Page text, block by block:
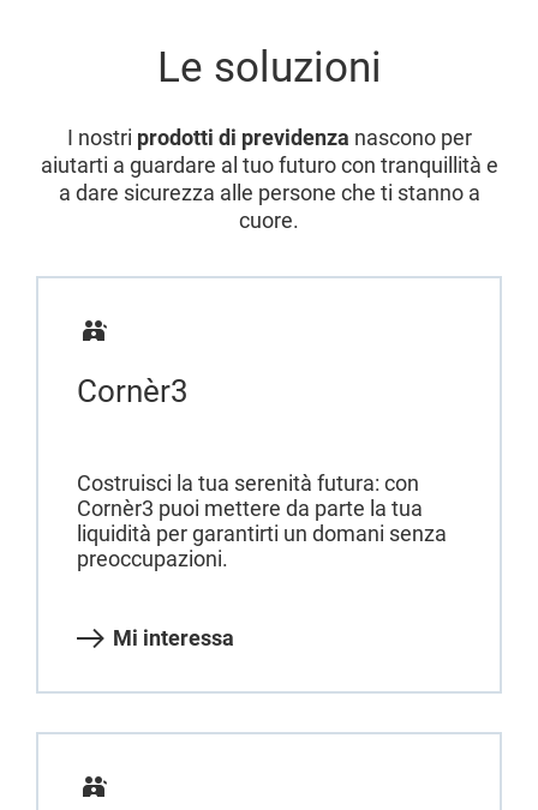
Le soluzioni
I nostri prodotti di previdenza nascono per
aiutarti a guardare al tuo futuro con tranquillità e
a dare sicurezza alle persone che ti stanno a
cuore.
Cornèr3
Costruisci la tua serenità futura: con
Cornèr3 puoi mettere da parte la tua
liquidità per garantirti un domani senza
preoccupazioni.
Mi interessa